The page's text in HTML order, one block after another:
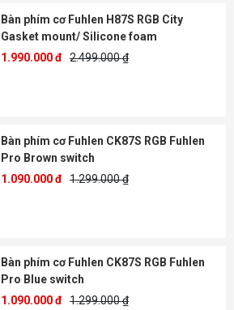
Bàn phím cơ Fuhlen H87S RGB City
Gasket mount/ Silicone foam
1.990.000 đ 2.499.000 ₫
Bàn phím cơ Fuhlen CK87S RGB Fuhlen
Pro Brown switch
1.090.000 đ 1.299.000 ₫
Bàn phím cơ Fuhlen CK87S RGB Fuhlen
Pro Blue switch
1.090.000 đ 1.299.000 ₫